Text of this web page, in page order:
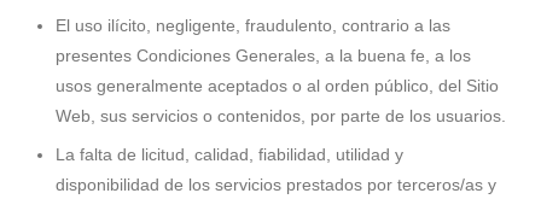
El uso ilícito, negligente, fraudulento, contrario a las
presentes Condiciones Generales, a la buena fe, a los
usos generalmente aceptados o al orden público, del Sitio
Web, sus servicios o contenidos, por parte de los usuarios.
La falta de licitud, calidad, fiabilidad, utilidad y
disponibilidad de los servicios prestados por terceros/as y